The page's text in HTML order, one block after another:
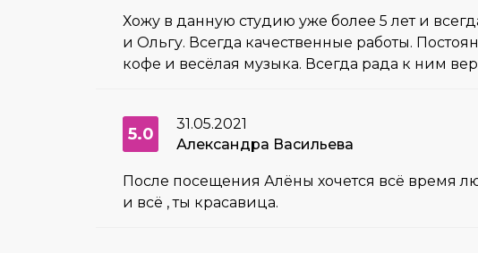
Хожу в данную студию уже более 5 лет и
и Ольгу. Всегда качественные работы.
кофе и весёлая музыка. Всегда рада к ним
5.0
31.05.2021
Александра Васильева
После посещения Алёны хочется всё время
и всё , ты красавица.